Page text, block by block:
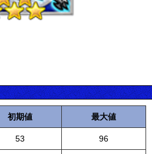
初期値 最大値
53 96